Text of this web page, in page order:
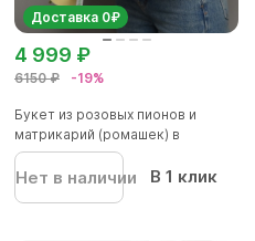
Доставка 0₽
6150 ₽ -19%
4 999 ₽
Букет из розовых пионов и
матрикарий (ромашек) в
фоамир...
Нет в наличии В 1 клик